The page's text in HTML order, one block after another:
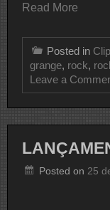
Read More
Posted in
grange, rock,
Leave a
Posted on 25